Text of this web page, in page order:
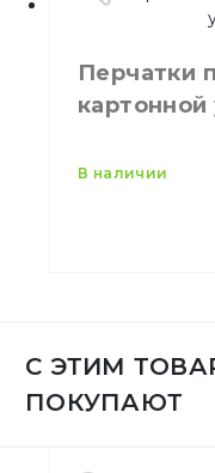
Цвет
Количество в
Количество
Перчатки
картонной
Размер
в наличии
С ЭТИМ
ПОКУПАЮТ